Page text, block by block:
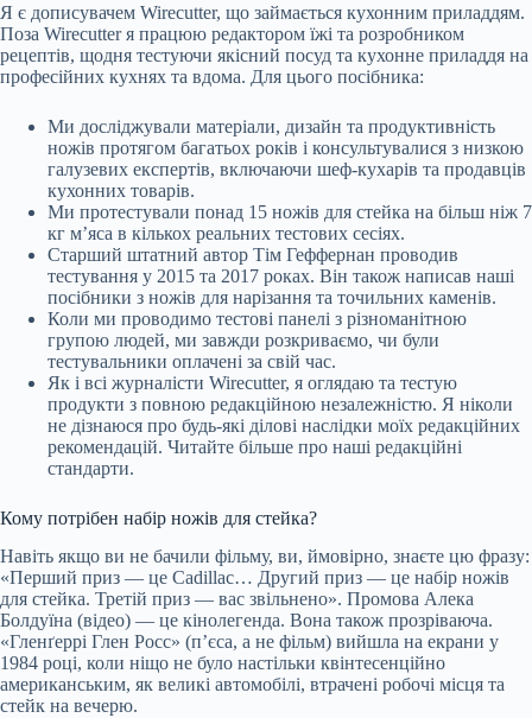
Я є дописувачем Wirecutter, що займається кухонним приладдям.
Поза Wirecutter я працюю редактором їжі та розробником
рецептів, щодня тестуючи якісний посуд та кухонне приладдя на
професійних кухнях та вдома. Для цього посібника:
Ми досліджували матеріали, дизайн та продуктивність
ножів протягом багатьох років і консультувалися з низкою
галузевих експертів, включаючи шеф-кухарів та продавців
кухонних товарів.
Ми протестували понад 15 ножів для стейка на більш ніж 7
кг м’яса в кількох реальних тестових сесіях.
Старший штатний автор Тім Геффернан проводив
тестування у 2015 та 2017 роках. Він також написав наші
посібники з ножів для нарізання та точильних каменів.
Коли ми проводимо тестові панелі з різноманітною
групою людей, ми завжди розкриваємо, чи були
тестувальники оплачені за свій час.
Як і всі журналісти Wirecutter, я оглядаю та тестую
продукти з повною редакційною незалежністю. Я ніколи
не дізнаюся про будь-які ділові наслідки моїх редакційних
рекомендацій. Читайте більше про наші редакційні
стандарти.
Кому потрібен набір ножів для стейка?
Навіть якщо ви не бачили фільму, ви, ймовірно, знаєте цю фразу:
«Перший приз — це Cadillac… Другий приз — це набір ножів
для стейка. Третій приз — вас звільнено». Промова Алека
Болдуїна (відео) — це кінолегенда. Вона також прозріваюча.
«Гленґеррі Глен Росс» (п’єса, а не фільм) вийшла на екрани у
1984 році, коли ніщо не було настільки квінтесенційно
американським, як великі автомобілі, втрачені робочі місця та
стейк на вечерю.